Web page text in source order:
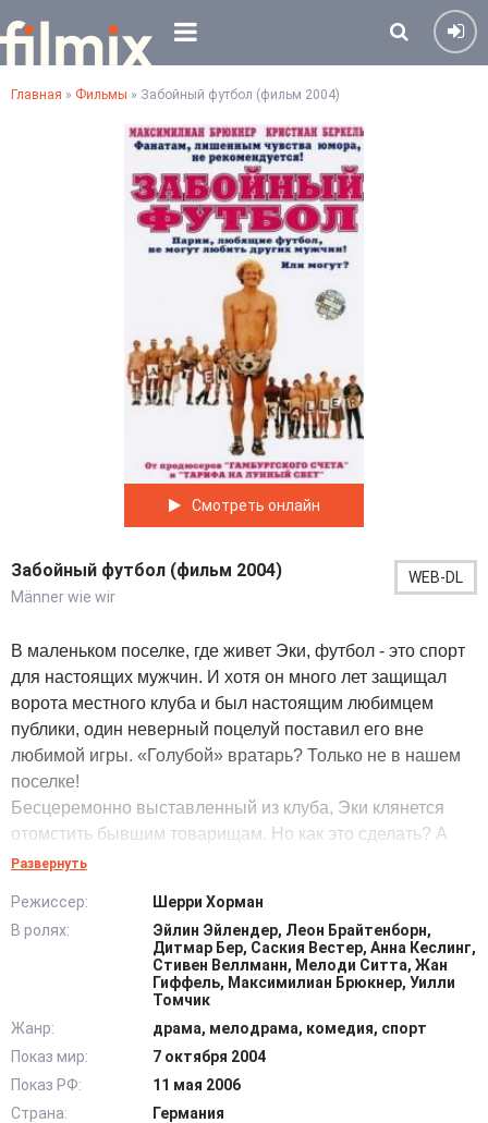
Главная » Фильмы » Забойный футбол (фильм 2004)
Смотреть онлайн
Забойный футбол (фильм 2004)
Männer wie wir
WEB-DL
В маленьком поселке, где живет Эки, футбол - это спорт
для настоящих мужчин. И хотя он много лет защищал
ворота местного клуба и был настоящим любимцем
публики, один неверный поцелуй поставил его вне
любимой игры. «Голубой» вратарь? Только не в нашем
поселке!
Бесцеремонно выставленный из клуба, Эки клянется
отомстить бывшим товарищам. Но как это сделать? А
очень просто. Нужно собрать команду, целиком
жлобов на футбольном поле… @Filmix.fan
Развернуть
Режиссер:
Шерри Хорман
В ролях:
Эйлин Эйлендер, Леон Брайтенборн,
Дитмар Бер, Саския Вестер, Анна Кеслинг,
Стивен Веллманн, Мелоди Ситта, Жан
Гиффель, Максимилиан Брюкнер, Уилли
Томчик
Жанр:
драма, мелодрама, комедия, спорт
Показ мир:
7 октября 2004
Показ РФ:
11 мая 2006
Страна:
Германия